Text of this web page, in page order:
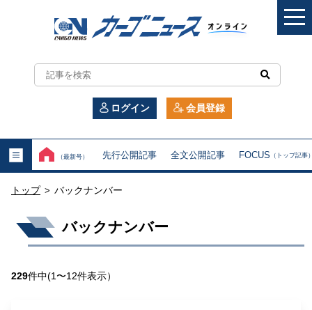
カ
ー
ニ
ュ
ス
ログイン 会員登録
（最新号） 先行公開記事 全文公開記事 FOCUS （トップ記事
トップ > バックナンバー
バックナンバー
229件中(1〜12件表示）